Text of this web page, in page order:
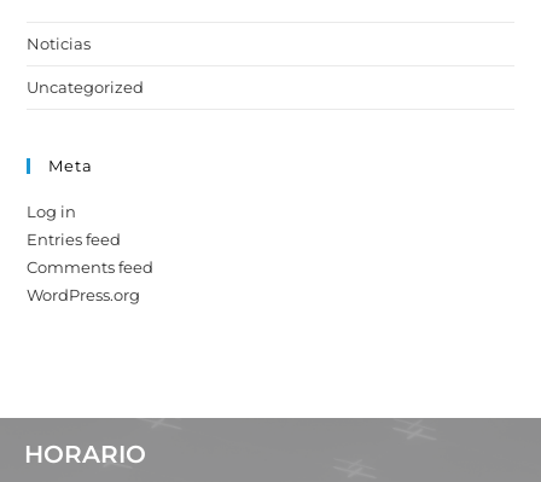
Noticias
Uncategorized
Meta
Log in
Entries feed
Comments feed
WordPress.org
HORARIO